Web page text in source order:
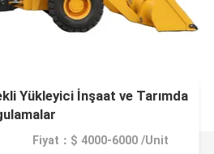
Yükleyici İnşaat ve Tarımda
Fiyat：$ 4000-6000 /Unit